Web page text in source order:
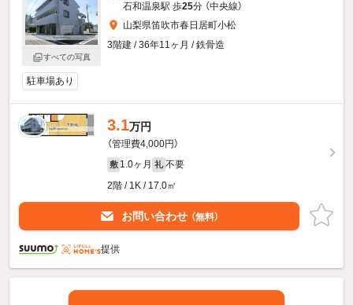
すべての写真
石和温泉駅 歩25分 （中央線）
山梨県笛吹市春日居町小松
3階建 / 36年11ヶ月 / 鉄骨造
駐車場あり
3.1万円
（管理費4,000円）
敷 1.0ヶ月 礼 不要
2階 / 1K / 17.0㎡
お問い合わせ （無料）
提供